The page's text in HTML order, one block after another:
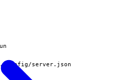
./config/server.json